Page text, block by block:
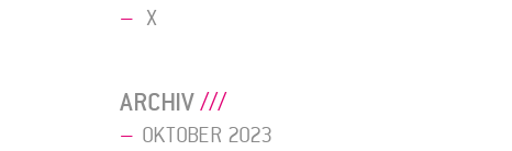
X
ARCHIV
OKTOBER 2023